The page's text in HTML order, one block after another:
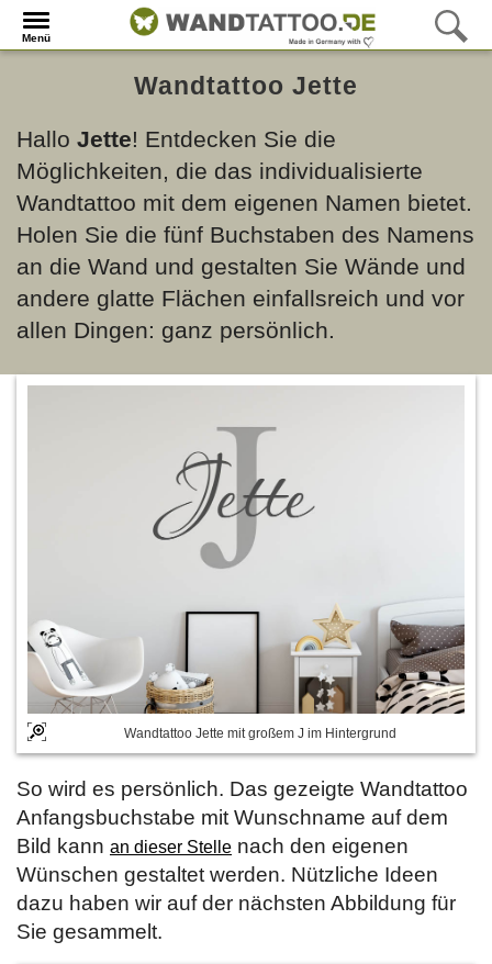
Menü
Wandtattoo Jette
Hallo Jette! Entdecken Sie die
Möglichkeiten, die das individualisierte
Wandtattoo mit dem eigenen Namen bietet.
Holen Sie die fünf Buchstaben des Namens
an die Wand und gestalten Sie Wände und
andere glatte Flächen einfallsreich und vor
allen Dingen: ganz persönlich.
Wandtattoo Jette mit großem J im Hintergrund
So wird es persönlich. Das gezeigte Wandtattoo
Anfangsbuchstabe mit Wunschname auf dem
Bild kann an dieser Stelle nach den eigenen
Wünschen gestaltet werden. Nützliche Ideen
dazu haben wir auf der nächsten Abbildung für
Sie gesammelt.